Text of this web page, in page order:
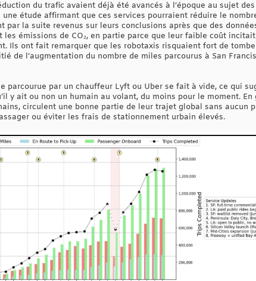
du trafic avaient déjà été avancés à l’époque au sujet des
une étude affirmant que ces services pourraient réduire le
par la suite revenus sur leurs conclusions après que des
émissions de CO₂, en partie parce que leur faible coût
Ils ont fait remarquer que les robotaxis risquaient fort de
de l’augmentation du nombre de miles parcourus à San
par un chauffeur Lyft ou Uber se fait à vide, ce qui
y ait ou non un humain au volant, du moins pour le moment. En
circulent une bonne partie de leur trajet global sans aucun
ou éviter les frais de stationnement urbain élevés.